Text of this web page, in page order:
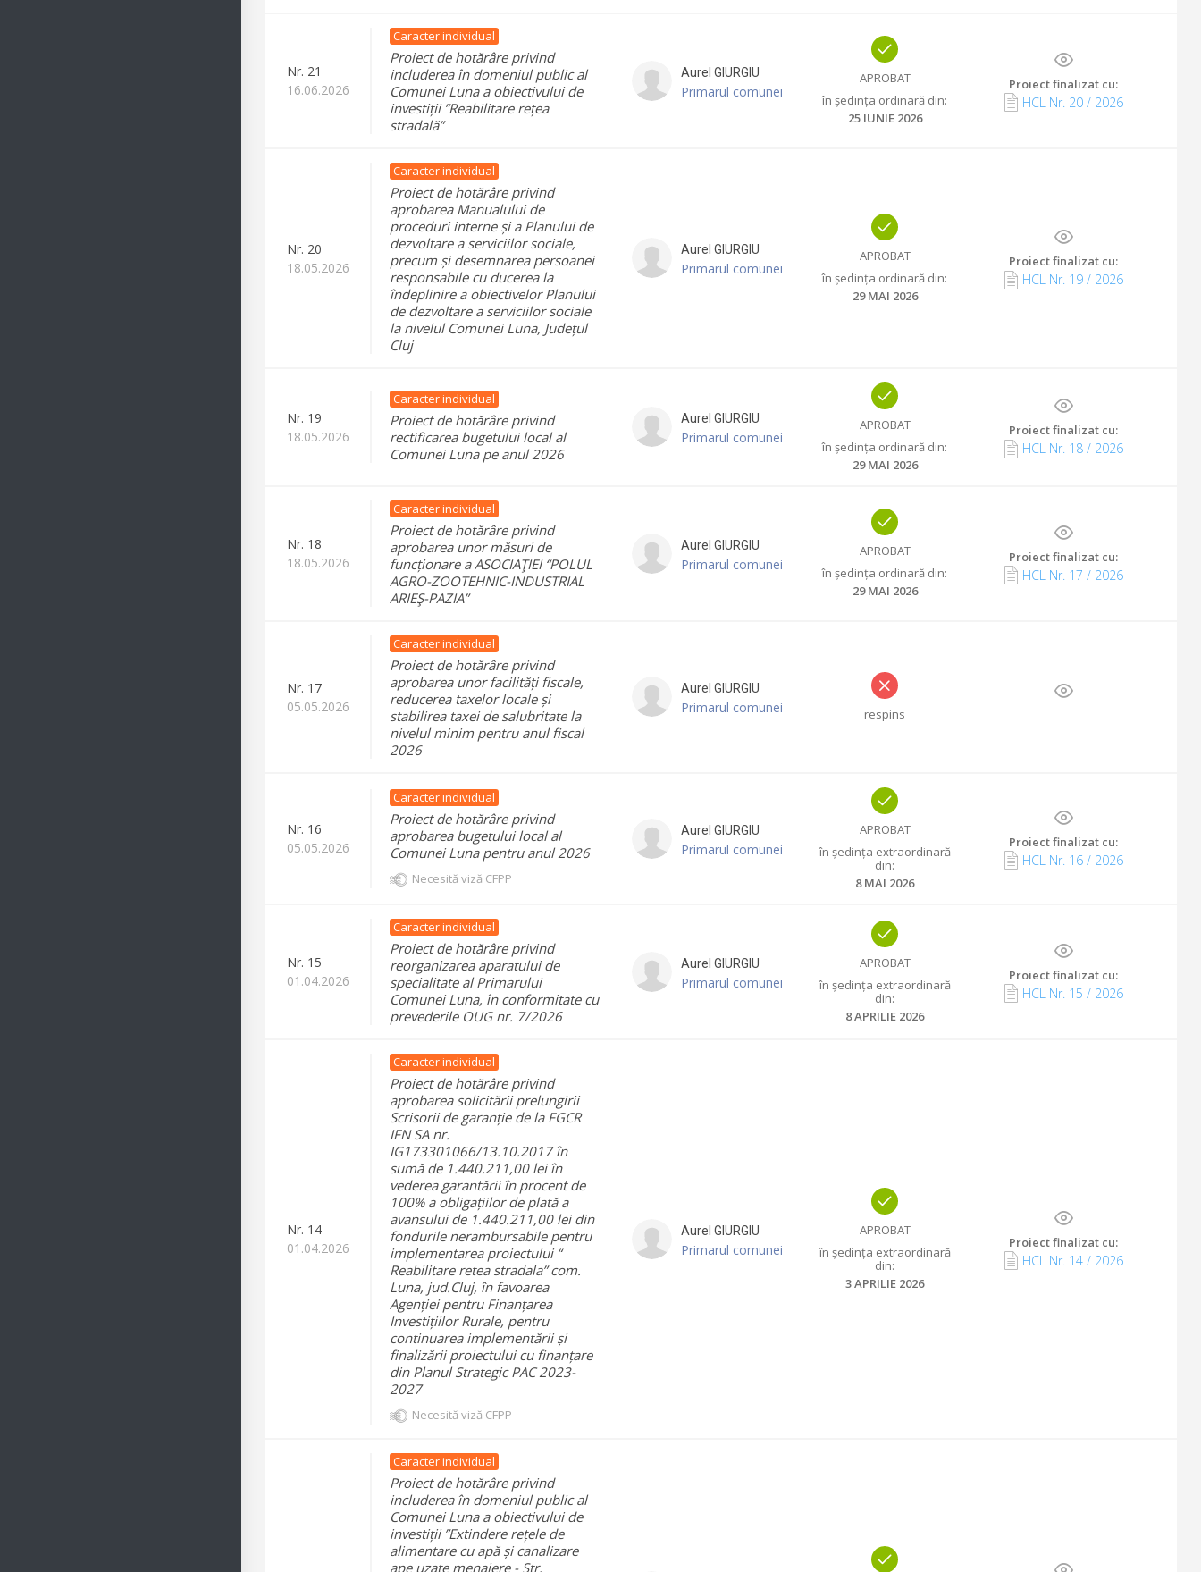
Nr. 21
16.06.2026
Caracter individual
Proiect de hotărâre privind
includerea în domeniul public al
Comunei Luna a obiectivului de
investiții ”Reabilitare rețea
stradală”
Aurel GIURGIU
Primarul comunei
APROBAT
în ședința ordinară din:
25 IUNIE 2026
Proiect finalizat cu:
HCL Nr. 20/ 2026
Nr. 20
18.05.2026
Caracter individual
Proiect de hotărâre privind
aprobarea Manualului de
proceduri interne și a Planului de
dezvoltare a serviciilor sociale,
precum și desemnarea persoanei
responsabile cu ducerea la
îndeplinire a obiectivelor Planului
de dezvoltare a serviciilor sociale
la nivelul Comunei Luna, Județul
Cluj
Aurel GIURGIU
Primarul comunei
APROBAT
în ședința ordinară din:
29 MAI 2026
Proiect finalizat cu:
HCL Nr. 19/ 2026
Nr. 19
18.05.2026
Caracter individual
Proiect de hotărâre privind
rectificarea bugetului local al
Comunei Luna pe anul 2026
Aurel GIURGIU
Primarul comunei
APROBAT
în ședința ordinară din:
29 MAI 2026
Proiect finalizat cu:
HCL Nr. 18/ 2026
Nr. 18
18.05.2026
Caracter individual
Proiect de hotărâre privind
aprobarea unor măsuri de
funcționare a ASOCIAŢIEI “POLUL
AGRO-ZOOTEHNIC-INDUSTRIAL
ARIEŞ-PAZIA”
Aurel GIURGIU
Primarul comunei
APROBAT
în ședința ordinară din:
29 MAI 2026
Proiect finalizat cu:
HCL Nr. 17 / 2026
Nr. 17
05.05.2026
Caracter individual
Proiect de hotărâre privind
aprobarea unor facilități fiscale,
reducerea taxelor locale și
stabilirea taxei de salubritate la
nivelul minim pentru anul fiscal
2026
Aurel GIURGIU
Primarul comunei respins
Nr. 16
05.05.2026
Caracter individual
Proiect de hotărâre privind
aprobarea bugetului local al
Comunei Luna pentru anul 2026
Necesită viză CFPP
Aurel GIURGIU
Primarul comunei
APROBAT
în ședința extraordinară
din:
8 MAI 2026
Proiect finalizat cu:
HCL Nr. 16/ 2026
Nr. 15
01.04.2026
Caracter individual
Proiect de hotărâre privind
reorganizarea aparatului de
specialitate al Primarului
Comunei Luna, în conformitate cu
prevederile OUG nr. 7/2026
Aurel GIURGIU
Primarul comunei
APROBAT
în ședința extraordinară
din:
8 APRILIE 2026
Proiect finalizat cu:
HCL Nr. 15 / 2026
Nr. 14
01.04.2026
Caracter individual
Proiect de hotărâre privind
aprobarea solicitării prelungirii
Scrisorii de garanție de la FGCR
IFN SA nr.
IG173301066/13.10.2017 în
sumă de 1.440.211,00 lei în
vederea garantării în procent de
100% a obligațiilor de plată a
avansului de 1.440.211,00 lei din
fondurile nerambursabile pentru
implementarea proiectului “
Reabilitare retea stradala” com.
Luna, jud.Cluj, în favoarea
Agenției pentru Finanțarea
Investițiilor Rurale, pentru
continuarea implementării și
finalizării proiectului cu finanțare
din Planul Strategic PAC 2023-
2027
Necesită viză CFPP
Aurel GIURGIU
Primarul comunei
APROBAT
în ședința extraordinară
din:
3 APRILIE 2026
Proiect finalizat cu:
HCL Nr. 14/ 2026
Caracter individual
Proiect de hotărâre privind
includerea în domeniul public al
Comunei Luna a obiectivului de
investiții ”Extindere rețele de
alimentare cu apă și canalizare
ape uzate menajere - Str.